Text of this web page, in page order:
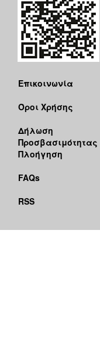
Επικοινωνία
Όροι Χρήσης
Δήλωση
Προσβασιμότητας
Πλοήγηση
FAQs
RSS